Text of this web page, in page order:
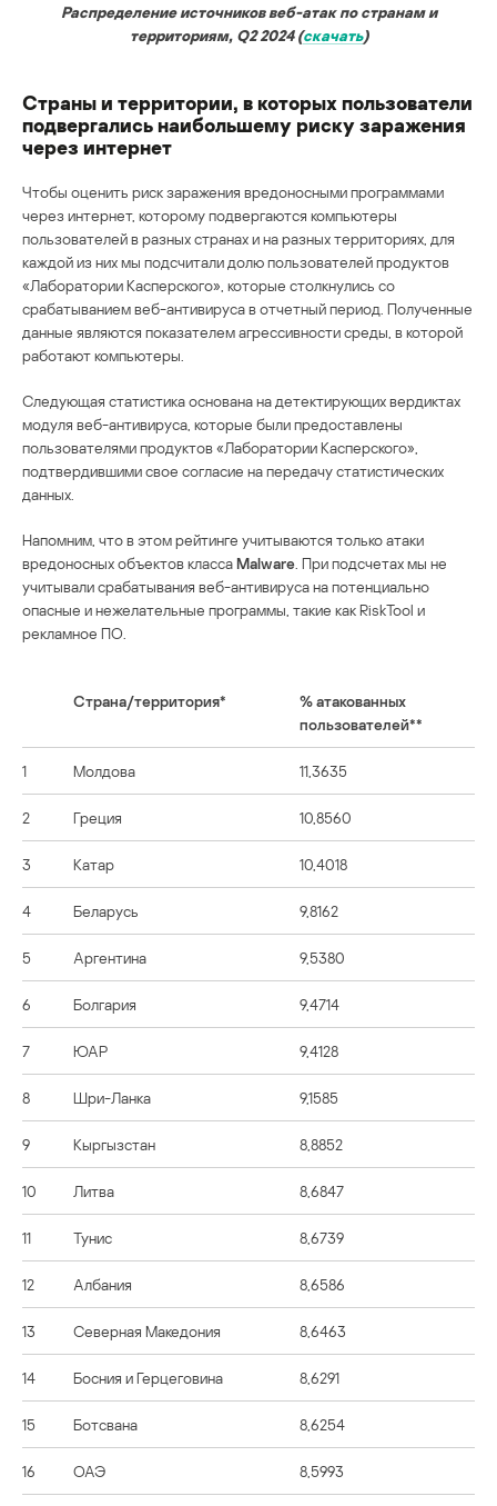
Распределение источников веб-атак по странам и
территориям, Q2 2024 (скачать)
Страны и территории, в которых пользователи
подвергались наибольшему риску заражения
через интернет
Чтобы оценить риск заражения вредоносными программами
через интернет, которому подвергаются компьютеры
пользователей в разных странах и на разных территориях, для
каждой из них мы подсчитали долю пользователей продуктов
«Лаборатории Касперского», которые столкнулись со
срабатыванием веб-антивируса в отчетный период. Полученные
данные являются показателем агрессивности среды, в которой
работают компьютеры.
Следующая статистика основана на детектирующих вердиктах
модуля веб-антивируса, которые были предоставлены
пользователями продуктов «Лаборатории Касперского»,
подтвердившими свое согласие на передачу статистических
данных.
Напомним, что в этом рейтинге учитываются только атаки
вредоносных объектов классаMalware . При подсчетах мы не
учитывали срабатывания веб-антивируса на потенциально
опасные и нежелательные программы, такие как RiskTool и
рекламное ПО.
Страна/территория*
% атакованных
пользователей**
1 Молдова 11,3635
2 Греция 10,8560
3 Катар 10,4018
4 Беларусь 9,8162
5 Аргентина 9,5380
6 Болгария 9,4714
7 ЮАР 9,4128
8 Шри-Ланка 9,1585
9 Кыргызстан 8,8852
10 Литва 8,6847
11 Тунис 8,6739
12 Албания 8,6586
13 Северная Македония 8,6463
14 Босния и Герцеговина 8,6291
15 Ботсвана 8,6254
16 ОАЭ 8,5993